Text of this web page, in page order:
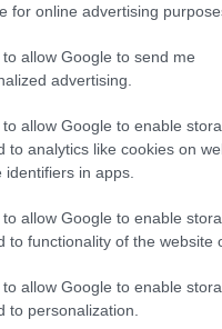
for online advertising
to allow Google to send me
advertising.
to allow Google to enable
to analytics like cookies on
identifiers in apps.
to allow Google to enable
to functionality of the website
to allow Google to enable
to personalization.
vastissimo di sedi,
e permessi. Eppure il
interessante è un altro:
pubblico e
della